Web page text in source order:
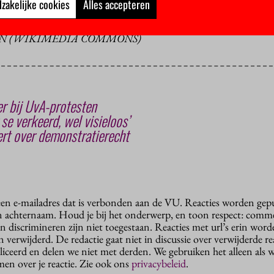
(WIKIMEDIA COMMONS)
bij UvA-protesten
verkeerd, wel visieloos’
over demonstratierecht
e-mailadres dat is verbonden aan de VU. Reacties worden
Houd je bij het onderwerp, en toon respect:
discrimineren zijn niet toegestaan. Reacties met url’s erin
verwijderd. De redactie gaat niet in discussie over verwijderde
en delen we niet met derden. We gebruiken het alleen als
over je reactie. Zie ook onsprivacybeleid.
cookies Alles accepteren